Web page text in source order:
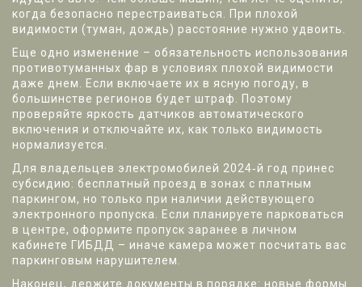
когда безопасно перестраиваться. При плохой
видимости (туман, дождь) расстояние нужно удвоить.
Еще одно изменение – обязательность использования
противотуманных фар в условиях плохой видимости
даже днем. Если включаете их в ясную погоду, в
большинстве регионов будет штраф. Поэтому
проверяйте яркость датчиков автоматического
включения и отключайте их, как только видимость
нормализуется.
Для владельцев электромобилей 2024‑й год принес
субсидию: бесплатный проезд в зонах с платным
паркингом, но только при наличии действующего
электронного пропуска. Если планируете парковаться
в центре, оформите пропуск заранее в личном
кабинете ГИБДД – иначе камера может посчитать вас
паркинговым нарушителем.
Наконец, держите документы в порядке: новые формы